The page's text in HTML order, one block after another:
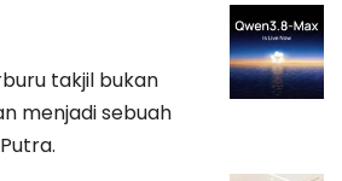
takjil bukan
menjadi sebuah